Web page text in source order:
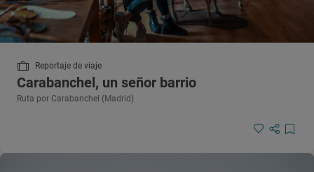
Reportaje de viaje
Carabanchel, un señor barrio
Ruta por Carabanchel (Madrid)